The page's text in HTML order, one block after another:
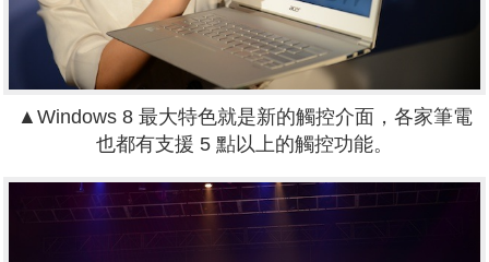
▲Windows 8 最大特色就是新的觸控介面，各家筆電
也都有支援 5 點以上的觸控功能。